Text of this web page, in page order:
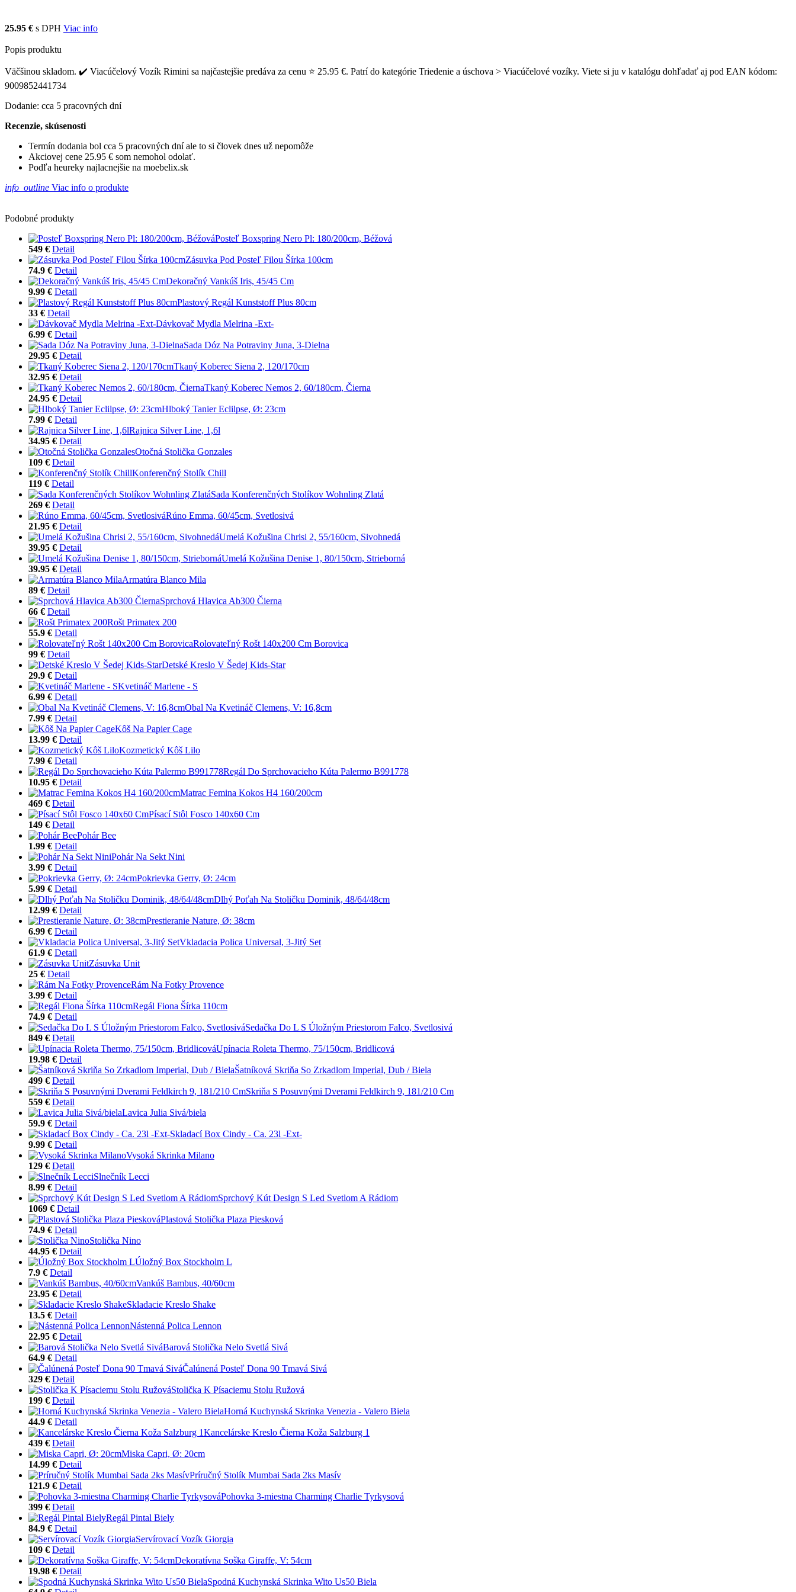
25.95 € s DPH Viac info
Popis produktu
Väčšinou skladom. ✔️ Viacúčelový Vozík Rimini sa najčastejšie predáva za cenu ⭐ 25.95 €. Patrí do kategórie Triedenie a úschova > Viacúčelové vozíky. Viete si ju v katalógu dohľadať aj pod EAN kódom:
9009852441734
Dodanie: cca 5 pracovných dní
Recenzie, skúsenosti
Termín dodania bol cca 5 pracovných dní ale to si človek dnes už nepomôže
Akciovej cene 25.95 € som nemohol odolať.
Podľa heureky najlacnejšie na moebelix.sk
info_outline Viac info o produkte
Podobné produkty
Posteľ Boxspring Nero Pl: 180/200cm, Béžová
549 € Detail
Zásuvka Pod Posteľ Filou Šírka 100cm
74.9 € Detail
Dekoračný Vankúš Iris, 45/45 Cm
9.99 € Detail
Plastový Regál Kunststoff Plus 80cm
33 € Detail
Dávkovač Mydla Melrina -Ext-
6.99 € Detail
Sada Dóz Na Potraviny Juna, 3-Dielna
29.95 € Detail
Tkaný Koberec Siena 2, 120/170cm
32.95 € Detail
Tkaný Koberec Nemos 2, 60/180cm, Čierna
24.95 € Detail
Hlboký Tanier Eclilpse, Ø: 23cm
7.99 € Detail
Rajnica Silver Line, 1,6l
34.95 € Detail
Otočná Stolička Gonzales
109 € Detail
Konferenčný Stolík Chill
119 € Detail
Sada Konferenčných Stolíkov Wohnling Zlatá
269 € Detail
Rúno Emma, 60/45cm, Svetlosivá
21.95 € Detail
Umelá Kožušina Chrisi 2, 55/160cm, Sivohnedá
39.95 € Detail
Umelá Kožušina Denise 1, 80/150cm, Strieborná
39.95 € Detail
Armatúra Blanco Mila
89 € Detail
Sprchová Hlavica Ab300 Čierna
66 € Detail
Rošt Primatex 200
55.9 € Detail
Rolovateľný Rošt 140x200 Cm Borovica
99 € Detail
Detské Kreslo V Šedej Kids-Star
29.9 € Detail
Kvetináč Marlene - S
6.99 € Detail
Obal Na Kvetináč Clemens, V: 16,8cm
7.99 € Detail
Kôš Na Papier Cage
13.99 € Detail
Kozmetický Kôš Lilo
7.99 € Detail
Regál Do Sprchovacieho Kúta Palermo B991778
10.95 € Detail
Matrac Femina Kokos H4 160/200cm
469 € Detail
Písací Stôl Fosco 140x60 Cm
149 € Detail
Pohár Bee
1.99 € Detail
Pohár Na Sekt Nini
3.99 € Detail
Pokrievka Gerry, Ø: 24cm
5.99 € Detail
Dlhý Poťah Na Stoličku Dominik, 48/64/48cm
12.99 € Detail
Prestieranie Nature, Ø: 38cm
6.99 € Detail
Vkladacia Polica Universal, 3-Jitý Set
61.9 € Detail
Zásuvka Unit
25 € Detail
Rám Na Fotky Provence
3.99 € Detail
Regál Fiona Šírka 110cm
74.9 € Detail
Sedačka Do L S Úložným Priestorom Falco, Svetlosivá
849 € Detail
Upínacia Roleta Thermo, 75/150cm, Bridlicová
19.98 € Detail
Šatníková Skriňa So Zrkadlom Imperial, Dub / Biela
499 € Detail
Skriňa S Posuvnými Dverami Feldkirch 9, 181/210 Cm
559 € Detail
Lavica Julia Sivá/biela
59.9 € Detail
Skladací Box Cindy - Ca. 23l -Ext-
9.99 € Detail
Vysoká Skrinka Milano
129 € Detail
Slnečník Lecci
8.99 € Detail
Sprchový Kút Design S Led Svetlom A Rádiom
1069 € Detail
Plastová Stolička Plaza Piesková
74.9 € Detail
Stolička Nino
44.95 € Detail
Úložný Box Stockholm L
7.9 € Detail
Vankúš Bambus, 40/60cm
23.95 € Detail
Skladacie Kreslo Shake
13.5 € Detail
Nástenná Polica Lennon
22.95 € Detail
Barová Stolička Nelo Svetlá Sivá
64.9 € Detail
Čalúnená Posteľ Dona 90 Tmavá Sivá
329 € Detail
Stolička K Písaciemu Stolu Ružová
199 € Detail
Horná Kuchynská Skrinka Venezia - Valero Biela
44.9 € Detail
Kancelárske Kreslo Čierna Koža Salzburg 1
439 € Detail
Miska Capri, Ø: 20cm
14.99 € Detail
Príručný Stolík Mumbai Sada 2ks Masív
121.9 € Detail
Pohovka 3-miestna Charming Charlie Tyrkysová
399 € Detail
Regál Pintal Biely
84.9 € Detail
Servírovací Vozík Giorgia
109 € Detail
Dekoratívna Soška Giraffe, V: 54cm
19.98 € Detail
Spodná Kuchynská Skrinka Wito Us50 Biela